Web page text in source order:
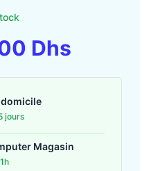
Dhs
jours
Magasin